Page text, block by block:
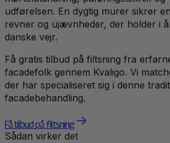
udførelsen. En dygtig murer sikrer
revner og ujævnheder, der holder i
danske vejr.
Få gratis tilbud på filtsning fra
facadefolk gennem Kvaligo. Vi
der har specialiseret sig i denne
facadebehandling.
Få tilbud på filtsning
Sådan virker det